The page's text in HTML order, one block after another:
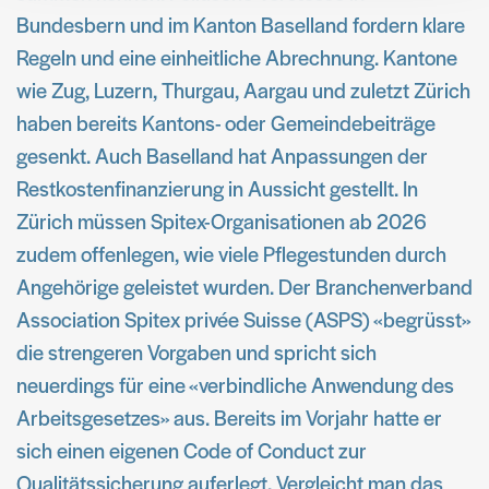
Bundesbern und im Kanton Baselland fordern klare
Regeln und eine einheitliche Abrechnung. Kantone
wie Zug, Luzern, Thurgau, Aargau und zuletzt Zürich
haben bereits Kantons- oder Gemeindebeiträge
gesenkt. Auch Baselland hat Anpassungen der
Restkostenfinanzierung in Aussicht gestellt. In
Zürich müssen Spitex-Organisationen ab 2026
zudem offenlegen, wie viele Pflegestunden durch
Angehörige geleistet wurden. Der Branchenverband
Association Spitex privée Suisse (ASPS) «begrüsst»
die strengeren Vorgaben und spricht sich
neuerdings für eine «verbindliche Anwendung des
Arbeitsgesetzes» aus. Bereits im Vorjahr hatte er
sich einen eigenen Code of Conduct zur
Qualitätssicherung auferlegt. Vergleicht man das